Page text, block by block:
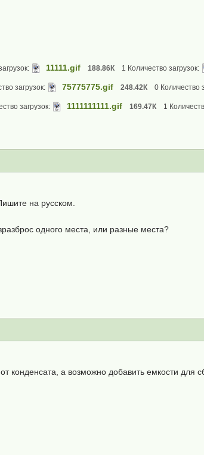
11111.gif 188.86К 1 Количество загрузок:
загрузок: 75775775.gif 248.42К 0 Количество
загрузок: 1111111111.gif 169.47К 1
на русском.
одного места, или разные места?
конденсата, а возможно добавить емкости для